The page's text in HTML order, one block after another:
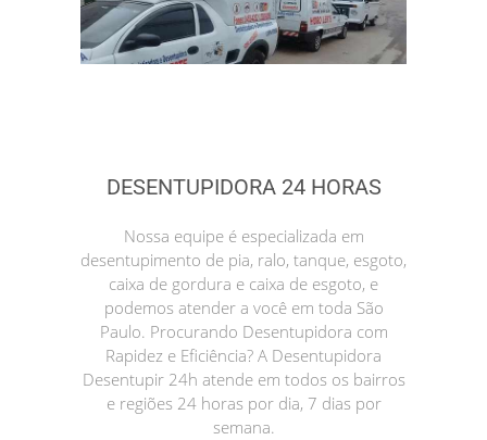
DESENTUPIDORA 24 HORAS
Nossa equipe é especializada em
desentupimento de pia, ralo, tanque, esgoto,
caixa de gordura e caixa de esgoto, e
podemos atender a você em toda São
Paulo. Procurando Desentupidora com
Rapidez e Eficiência? A Desentupidora
Desentupir 24h atende em todos os bairros
e regiões 24 horas por dia, 7 dias por
semana.